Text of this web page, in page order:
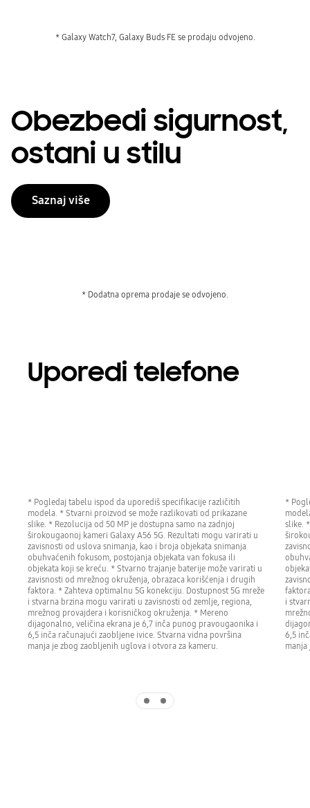
* Galaxy Watch7, Galaxy Buds FE se prodaju odvojeno.
Obezbedi sigurnost,
ostani u stilu
Saznaj više
* Dodatna oprema prodaje se odvojeno.
Uporedi telefone
* Pogledaj tabelu ispod da uporediš specifikacije različitih
modela. * Stvarni proizvod se može razlikovati od prikazane
slike. * Rezolucija od 50 MP je dostupna samo na zadnjoj
širokougaonoj kameri Galaxy A56 5G. Rezultati mogu varirati u
zavisnosti od uslova snimanja, kao i broja objekata snimanja
obuhvaćenih fokusom, postojanja objekata van fokusa ili
objekata koji se kreću. * Stvarno trajanje baterije može varirati u
zavisnosti od mrežnog okruženja, obrazaca korišćenja i drugih
faktora. * Zahteva optimalnu 5G konekciju. Dostupnost 5G mreže
i stvarna brzina mogu varirati u zavisnosti od zemlje, regiona,
mrežnog provajdera i korisničkog okruženja. * Mereno
dijagonalno, veličina ekrana je 6,7 inča punog pravougaonika i
6,5 inča računajući zaobljene ivice. Stvarna vidna površina
manja je zbog zaobljenih uglova i otvora za kameru.
*
slike.
i
6,5